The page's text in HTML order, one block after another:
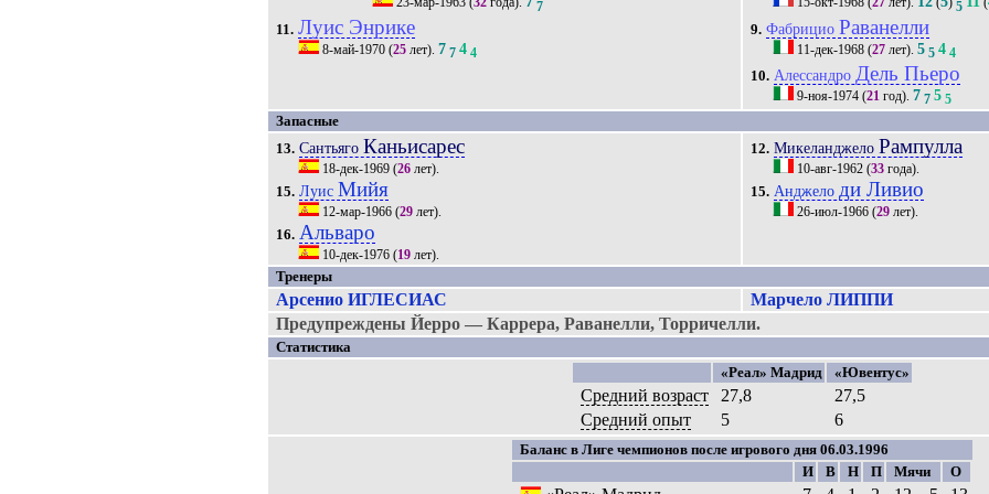
7
11. Луис Энрике
8-май-1970 (25 лет).7 7 4 4
5
9. Фабрицио Раванелли
11-дек-1968 (27 лет).5 5 4 4
10. Алессандро Дель Пьеро
9-ноя-1974 (21 год).7 7 5 5
Запасные
13. Сантьяго Каньисарес
18-дек-1969 (26 лет).
15. Луис Мийя
12-мар-1966 (29 лет).
16. Альваро
10-дек-1976 (19 лет).
12. Микеланджело Рампулла
10-авг-1962 (33 года).
15. Анджело ди Ливио
26-июл-1966 (29 лет).
Тренеры
Арсенио ИГЛЕСИАС
Марчело ЛИППИ
Предупреждены Йерро — Каррера, Раванелли, Торричелли.
Статистика
«Реал» Мадрид
«Ювентус»
Средний возраст 27,8
27,5
Средний опыт
5 6
Баланс в Лиге чемпионов после игрового дня 06.03.1996
И
В Н П Мячи О